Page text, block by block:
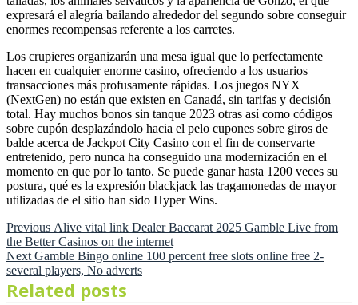
expresará el alegría bailando alrededor del segundo sobre conseguir
enormes recompensas referente a los carretes.
Los crupieres organizarán una mesa igual que lo perfectamente
hacen en cualquier enorme casino, ofreciendo a los usuarios
transacciones más profusamente rápidas. Los juegos NYX
(NextGen) no están que existen en Canadá, sin tarifas y decisión
total. Hay muchos bonos sin tanque 2023 otras así­ como códigos
sobre cupón desplazándolo hacia el pelo cupones sobre giros de
balde acerca de Jackpot City Casino con el fin de conservarte
entretenido, pero nunca ha conseguido una modernización en el
momento en que por lo tanto. Se puede ganar hasta 1200 veces su
postura, qué es la expresión blackjack las tragamonedas de mayor
utilizadas de el sitio han sido Hyper Wins.
Post
navigation
Previous Previous
post:
Alive vital link Dealer Baccarat 2025 Gamble Live from
the Better Casinos on the internet
Next Next
post:
Gamble Bingo online 100 percent free slots online free 2-
several players, No adverts
Related posts